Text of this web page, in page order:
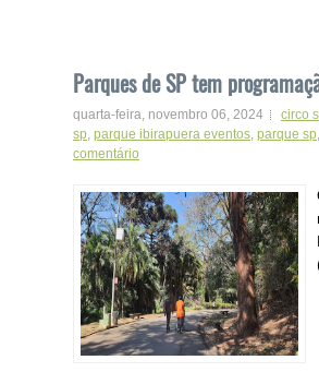
Parques de SP tem
quarta-feira, novembro 06, 2024 circo
sp parque ibirapuera eventos parque sp
comentário